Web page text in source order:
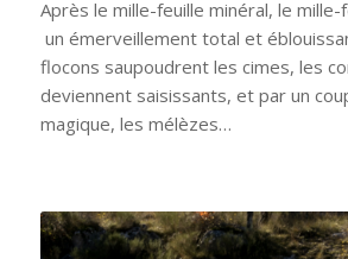
Après le mille-feuille minéral, le mille-
un émerveillement total et
flocons saupoudrent les cimes, les
deviennent saisissants, et par un
magique, les mélèzes…